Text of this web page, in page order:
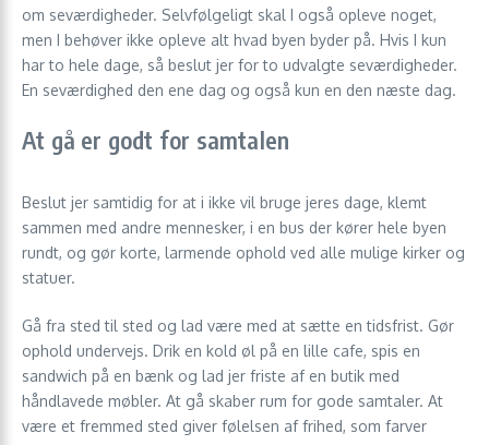
om seværdigheder. Selvfølgeligt skal I også opleve noget,
men I behøver ikke opleve alt hvad byen byder på. Hvis I kun
har to hele dage, så beslut jer for to udvalgte seværdigheder.
En seværdighed den ene dag og også kun en den næste dag.
At gå er godt for samtalen
Beslut jer samtidig for at i ikke vil bruge jeres dage, klemt
sammen med andre mennesker, i en bus der kører hele byen
rundt, og gør korte, larmende ophold ved alle mulige kirker og
statuer.
Gå fra sted til sted og lad være med at sætte en tidsfrist. Gør
ophold undervejs. Drik en kold øl på en lille cafe, spis en
sandwich på en bænk og lad jer friste af en butik med
håndlavede møbler. At gå skaber rum for gode samtaler. At
være et fremmed sted giver følelsen af frihed, som farver